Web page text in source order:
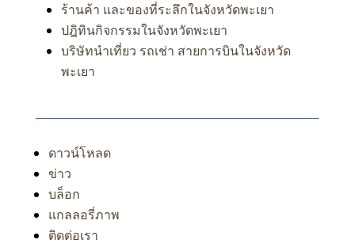
ร้านค้า และของที่ระลึกในจังหวัดพะเยา
ปฎิทินกิจกรรมในจังหวัดพะเยา
บริษัทนำเที่ยว รถเช่า สายการบินในจังหวัด
พะเยา
ดาวน์โหลด
ข่าว
บล็อก
แกลลอรี่ภาพ
ติดต่อเรา